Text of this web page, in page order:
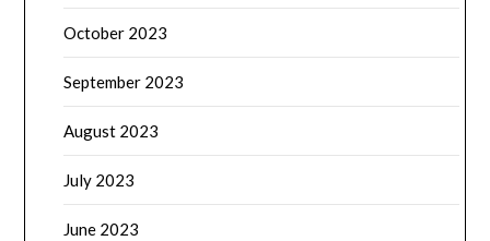
October 2023
September 2023
August 2023
July 2023
June 2023